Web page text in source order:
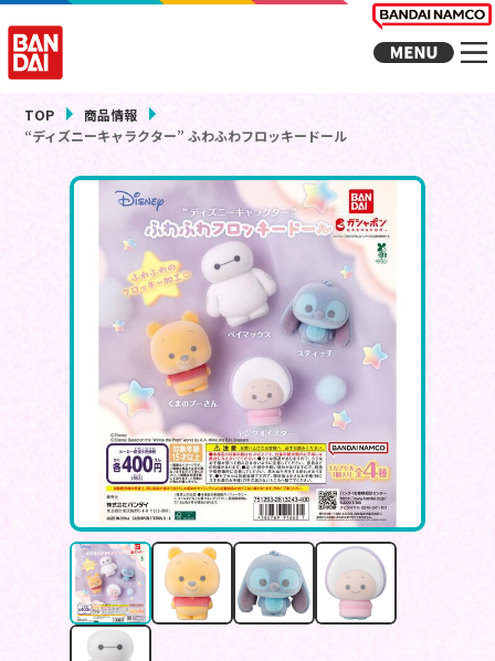
TOP
商品情報
“ディズニーキャラクター” ふわふわフロッキードール